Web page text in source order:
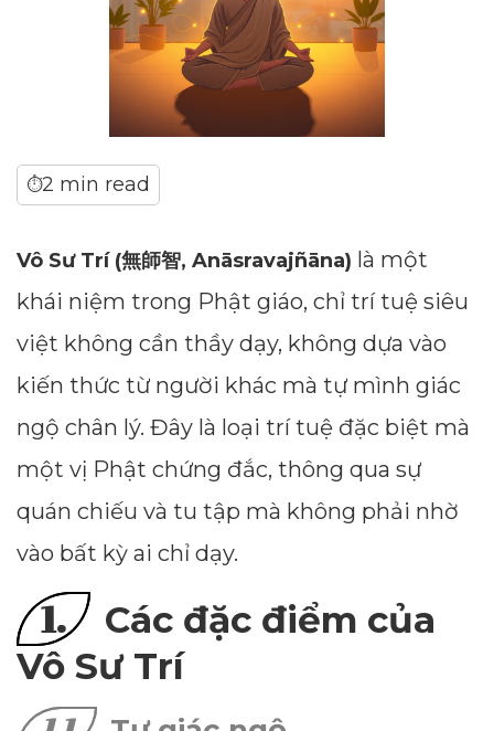
⏱2 min read
Vô Sư Trí (無師智, Anāsravajñāna) là một
khái niệm trong Phật giáo, chỉ trí tuệ siêu
việt không cần thầy dạy, không dựa vào
kiến thức từ người khác mà tự mình giác
ngộ chân lý. Đây là loại trí tuệ đặc biệt mà
một vị Phật chứng đắc, thông qua sự
quán chiếu và tu tập mà không phải nhờ
vào bất kỳ ai chỉ dạy.
1.
Các đặc điểm của
Vô Sư Trí